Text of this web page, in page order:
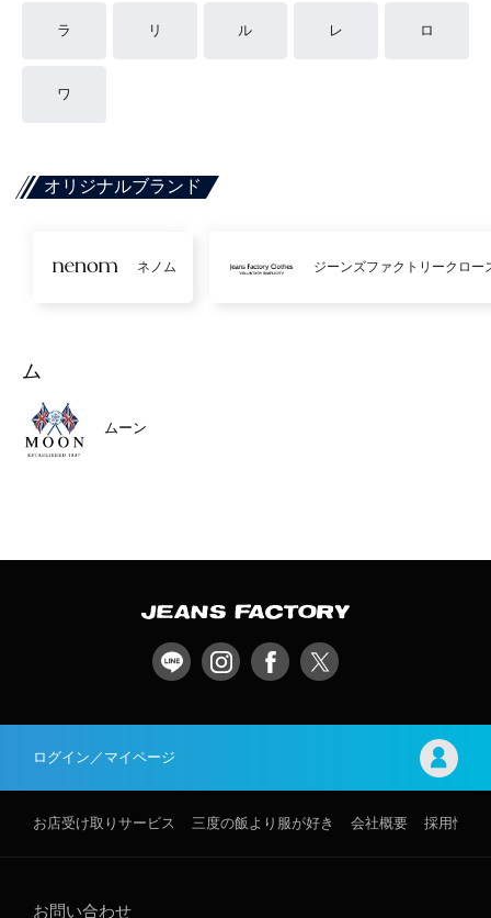
ラ リ ル レ ロ
ワ
オリジナルブランド
ネノム ジーンズファクトリークロー
ム
ムーン
ログイン／マイページ
お店受け取りサービス 三度の飯より服が好き 会社概要 採用情報
お問い合わせ